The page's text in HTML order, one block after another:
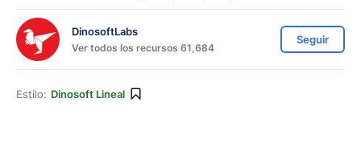
DinosoftLabs
Ver todos los recursos 61,684
Seguir
Estilo: Dinosoft Lineal